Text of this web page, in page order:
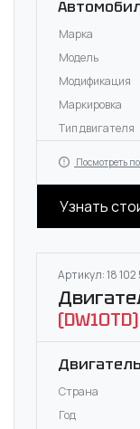
Марка
Модель
Модификация
Маркировка
Тип двигателя
Посмотреть
Узнать
Артикул: 18
(DW10TD)
Страна
Год